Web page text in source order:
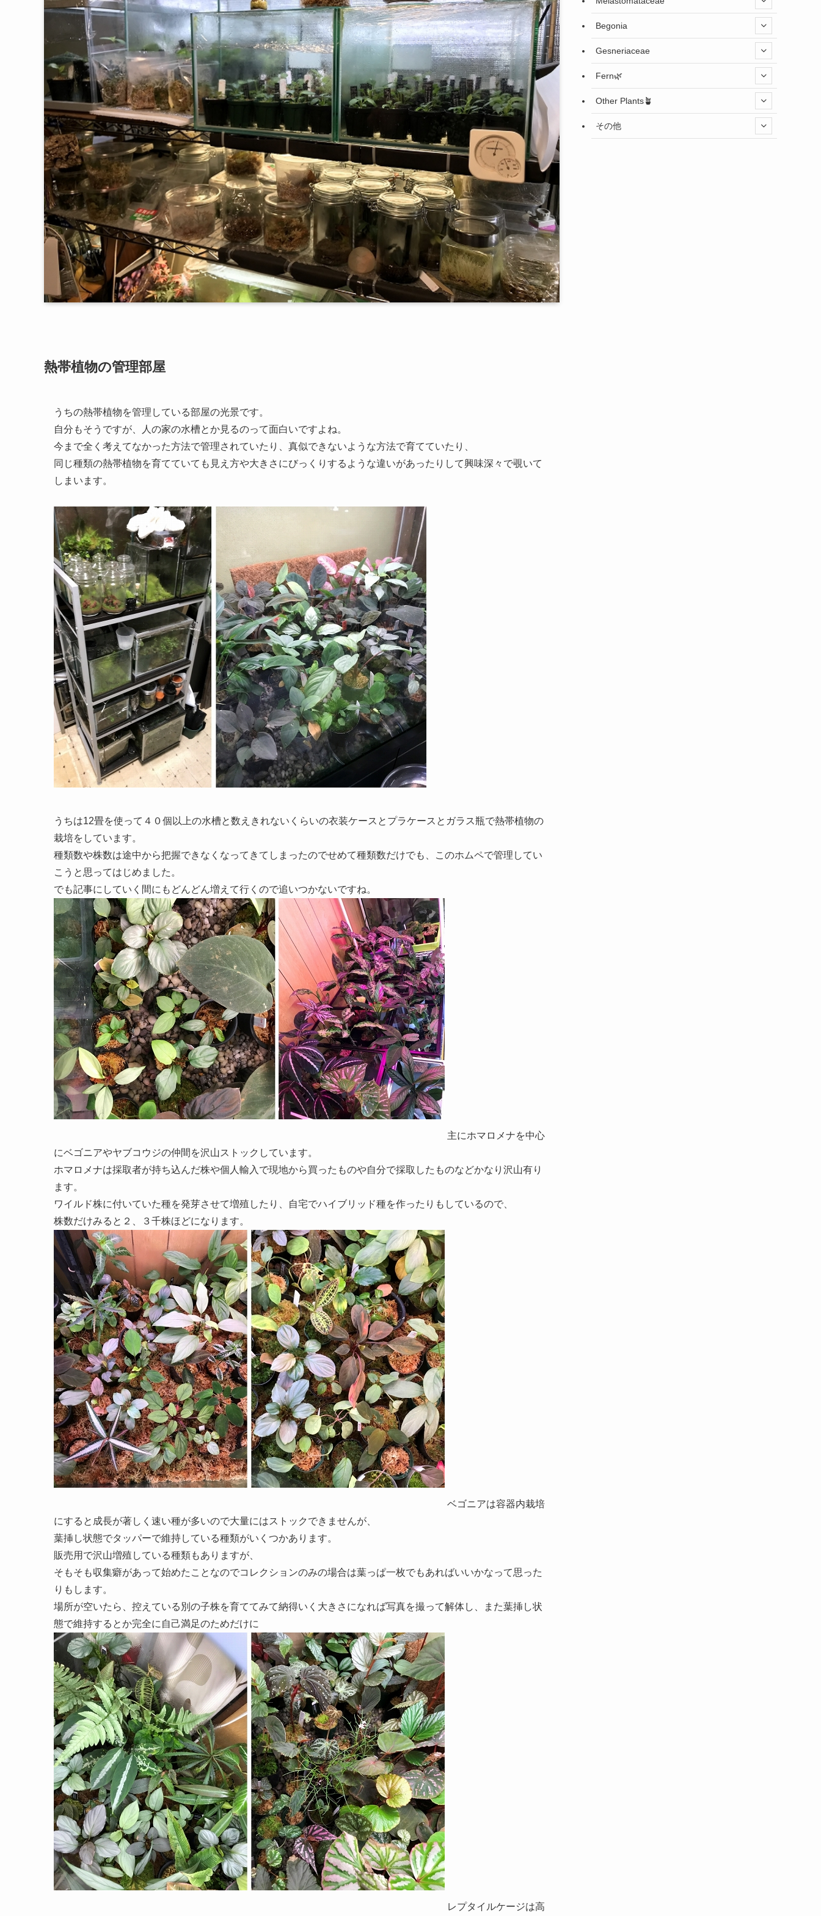
熱帯植物の管理部屋
うちの熱帯植物を管理している部屋の光景です。
自分もそうですが、人の家の水槽とか見るのって面白いですよね。
今まで全く考えてなかった方法で管理されていたり、真似できないような方法で育てていたり、
同じ種類の熱帯植物を育てていても見え方や大きさにびっくりするような違いがあったりして興味深々で覗いて
しまいます。
うちは12畳を使って４０個以上の水槽と数えきれないくらいの衣装ケースとプラケースとガラス瓶で熱帯植物の
栽培をしています。
種類数や株数は途中から把握できなくなってきてしまったのでせめて種類数だけでも、このホムペで管理してい
こうと思ってはじめました。
でも記事にしていく間にもどんどん増えて行くので追いつかないですね。
主にホマロメナを中心
にベゴニアやヤブコウジの仲間を沢山ストックしています。
ホマロメナは採取者が持ち込んだ株や個人輸入で現地から買ったものや自分で採取したものなどかなり沢山有り
ます。
ワイルド株に付いていた種を発芽させて増殖したり、自宅でハイブリッド種を作ったりもしているので、
株数だけみると２、３千株ほどになります。
ベゴニアは容器内栽培
にすると成長が著しく速い種が多いので大量にはストックできませんが、
葉挿し状態でタッパーで維持している種類がいくつかあります。
販売用で沢山増殖している種類もありますが、
そもそも収集癖があって始めたことなのでコレクションのみの場合は葉っぱ一枚でもあればいいかなって思った
りもします。
場所が空いたら、控えている別の子株を育ててみて納得いく大きさになれば写真を撮って解体し、また葉挿し状
態で維持するとか完全に自己満足のためだけに
レプタイルケージは高
Begonia
Gesneriaceae
Fern🌿
Other Plants🪴
その他